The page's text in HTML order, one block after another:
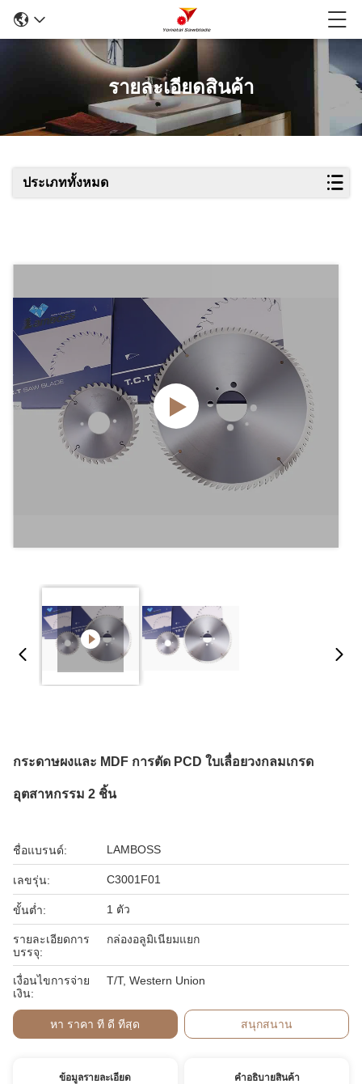
รายละเอียดสินค้า
ประเภททั้งหมด
กระดาษผงและ MDF การตัด PCD ใบเลื่อยวงกลมเกรด
อุตสาหกรรม 2 ชิ้น
ชื่อแบรนด์: LAMBOSS
เลขรุ่น: C3001F01
ขั้นต่ำ: 1 ตัว
รายละเอียดการ
บรรจุ:
กล่องอลูมิเนียมแยก
เงื่อนไขการจ่าย
เงิน:
T/T, Western Union
หา ราคา ที่ ดี ที่สุด สนุกสนาน
ข้อมูลรายละเอียด คําอธิบายสินค้า